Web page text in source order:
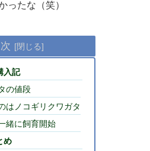
ったな（笑）
入記
の値段
はノコギリクワガタ
緒に飼育開始
め